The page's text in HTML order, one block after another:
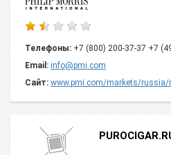
Телефоны: +7 (800) 200-37-37 +7
Email: info@pmi.com
Сайт: www.pmi.com/markets/